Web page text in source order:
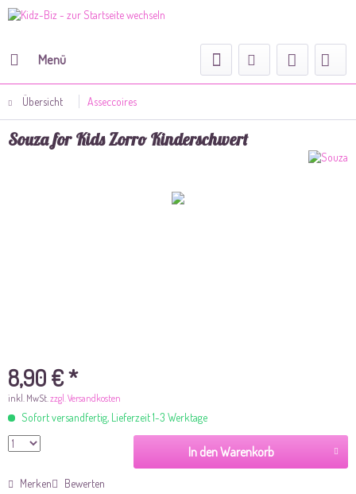
Menü
Übersicht Asseccoires
Souza for Kids Zorro Kinderschwert
8,90 € *
inkl. MwSt.zzgl. Versandkosten
Sofort versandfertig, Lieferzeit 1-3 Werktage
In den Warenkorb
Merken Bewerten